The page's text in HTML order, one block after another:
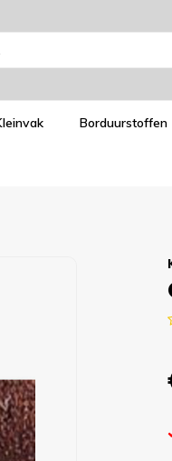
Borduurstoffen